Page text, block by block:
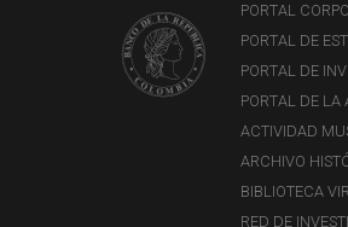
PORTAL
PORTAL DE
PORTAL DE
PORTAL DE LA
ACTIVIDAD
ARCHIVO
BIBLIOTECA
RED DE